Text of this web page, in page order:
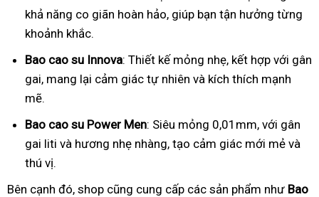
khả năng co giãn hoàn hảo, giúp bạn tận hưởng từng
khoảnh khắc.
Bao cao su Innova: Thiết kế mỏng nhẹ, kết hợp với gân
gai, mang lại cảm giác tự nhiên và kích thích mạnh
mẽ.
Bao cao su Power Men: Siêu mỏng 0,01mm, với gân
gai liti và hương nhẹ nhàng, tạo cảm giác mới mẻ và
thú vị.
Bên cạnh đó, shop cũng cung cấp các sản phẩm như Bao